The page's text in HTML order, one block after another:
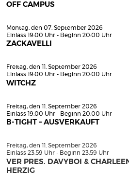
OFF CAMPUS
Montag, den 07. September 2026
Einlass 19:00 Uhr - Beginn 20:00 Uhr
ZACKAVELLI
Freitag, den 11. September 2026
Einlass 19:00 Uhr - Beginn 20:00 Uhr
WITCHZ
Freitag, den 11. September 2026
Einlass 19:00 Uhr - Beginn 20:00 Uhr
B-TIGHT – AUSVERKAUFT
Freitag, den 11. September 2026
Einlass 23:59 Uhr - Beginn 23:59 Uhr
VER PRES. DAVYBOI &
HERZIG